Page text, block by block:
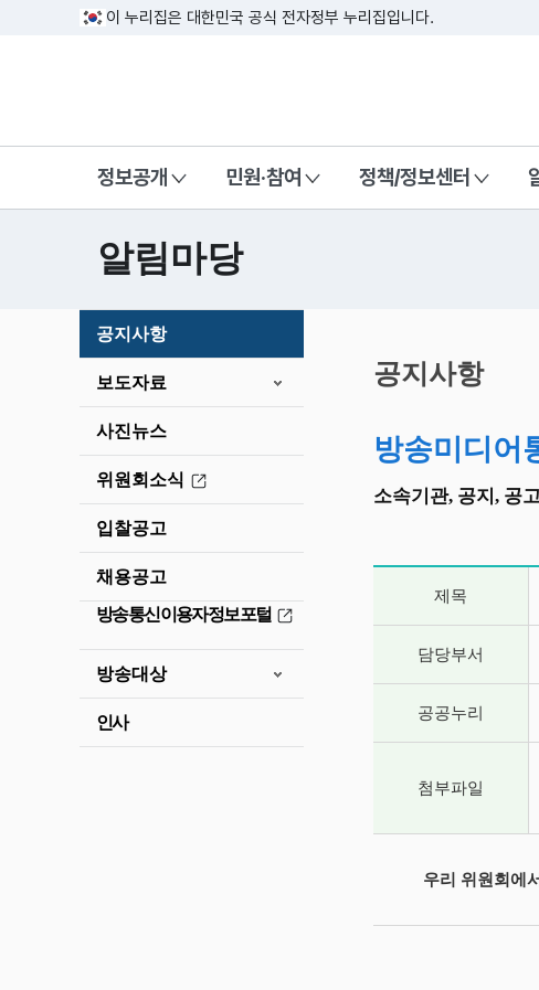
이 누리집은 대한민국 공식 전자정부 누리집입니다.
정보공개 민원·참여 정책/정보센터
알림마당
공지사항
보도자료
사진뉴스
위원회소식
입찰공고
채용공고
방송통신이용자정보포털
방송대상
인사
시
작
공지사항
방송미디어
소속기관, 공지, 공
제목
담당부서
공공누리
첨부파일
우리 위원회에